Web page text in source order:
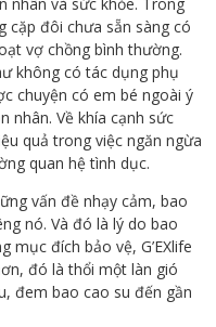
nhân và sức khỏe. Trong
cặp đôi chưa sẵn sàng có
vợ chồng bình thường.
không có tác dụng phụ
chuyện có em bé ngoài ý
nhân. Về khía cạnh sức
quả trong việc ngăn ngừa
quan hệ tình dục.
vấn đề nhạy cảm, bao
nó. Và đó là lý do bao
mục đích bảo vệ, G’EXlife
đó là thổi một làn gió
đem bao cao su đến gần